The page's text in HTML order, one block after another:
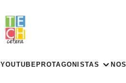
YOUTUBE PROTAGONISTAS